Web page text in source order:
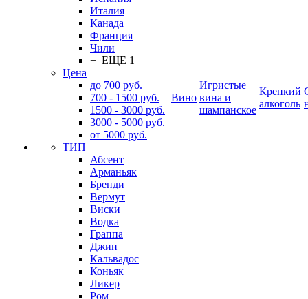
Италия
Канада
Франция
Чили
+ ЕЩЕ 1
Цена
до 700 руб.
700 - 1500 руб.
1500 - 3000 руб.
3000 - 5000 руб.
от 5000 руб.
ТИП
Абсент
Арманьяк
Бренди
Вермут
Виски
Водка
Граппа
Джин
Кальвадос
Коньяк
Ликер
Ром
Вино
Игристые
вина и
шампанское
Крепкий
алкоголь